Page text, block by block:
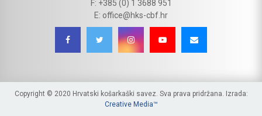
F: +385 (0) 1 3688 951
E: office@hks-cbf.hr
Copyright © 2020 Hrvatski košarkaški savez. Sva prava pridržana. Izrada:
Creative Media™